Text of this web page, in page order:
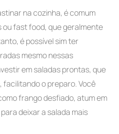
na cozinha, é comum
fast food, que geralmente
é possível sim ter
mesmo nessas
em saladas prontas, que
facilitando o preparo. Você
frango desfiado, atum em
deixar a salada mais